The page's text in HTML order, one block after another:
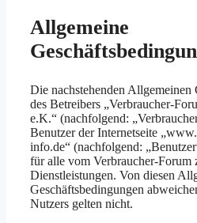
Allgemeine
Die nachstehenden Allgemeinen
des Betreibers „Verbraucher-
e.K.“ (nachfolgend:
Benutzer der Internetseite
info.de“ (nachfolgend:
für alle vom Verbraucher-Forum
Dienstleistungen. Von diesen
Geschäftsbedingungen
Nutzers gelten nicht.